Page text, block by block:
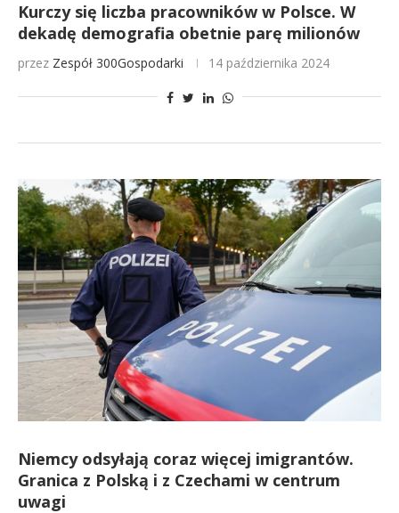
Kurczy się liczba pracowników w Polsce. W
dekadę demografia obetnie parę milionów
przez Zespół 300Gospodarki 14 października 2024
Niemcy odsyłają coraz więcej imigrantów.
Granica z Polską i z Czechami w centrum
uwagi